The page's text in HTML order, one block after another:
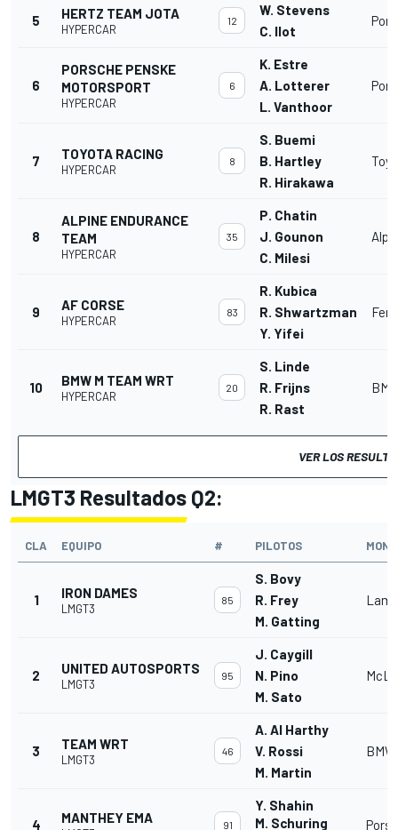
5 HERTZ TEAM JOTA
HYPERCAR
12
W. Stevens
C. Ilot
6
PORSCHE PENSKE
MOTORSPORT
HYPERCAR
6
K. Estre
A. Lotterer
L. Vanthoor
7 TOYOTA RACING
HYPERCAR
8
S. Buemi
B. Hartley
R. Hirakawa
8
ALPINE ENDURANCE
TEAM
HYPERCAR
35
P. Chatin
J. Gounon
C. Milesi
9 AF CORSE
HYPERCAR
83
R. Kubica
R. Shwartzman
Y. Yifei
10 BMW M TEAM WRT
HYPERCAR
20
S. Linde
R. Frijns
R. Rast
VER LOS
LMGT3 Resultados Q2:
CLA EQUIPO # PILOTOS
1 IRON DAMES
LMGT3
85
S. Bovy
R. Frey
M. Gatting
2 UNITED AUTOSPORTS
LMGT3
95
J. Caygill
N. Pino
M. Sato
3 TEAM WRT
LMGT3
46
A. Al Harthy
V. Rossi
M. Martin
4 MANTHEY EMA 91
Y. Shahin
M. Schuring